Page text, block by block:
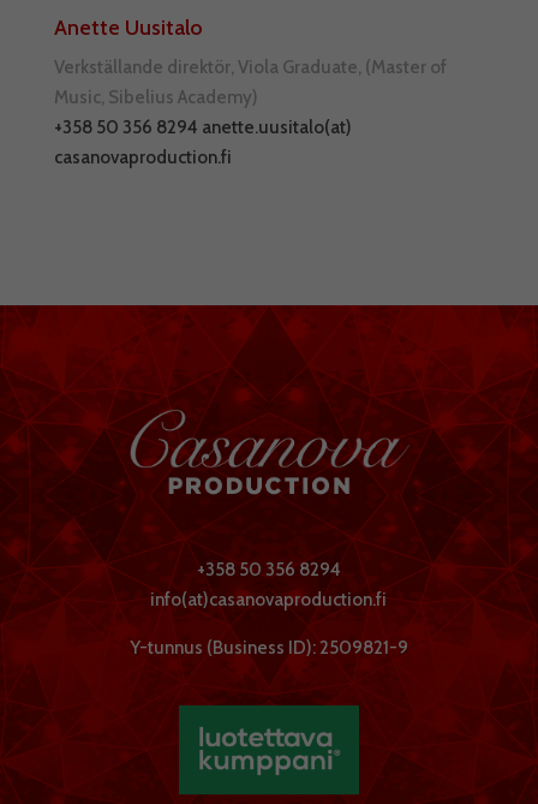
Anette Uusitalo
Verkställande direktör, Viola Graduate, (Master of
Music, Sibelius Academy)
+358 50 356 8294 anette.uusitalo(at)
casanovaproduction.fi
+358 50 356 8294
info(at)casanovaproduction.fi
Y-tunnus (Business ID): 2509821-9